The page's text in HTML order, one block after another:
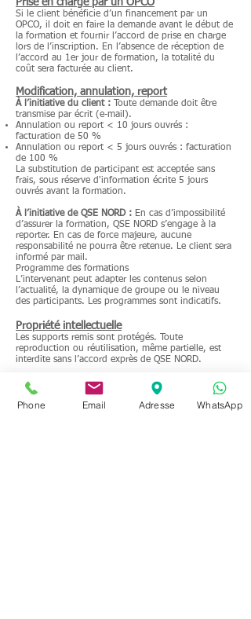
Prise en charge par un OPCO
Si le client bénéficie d’un financement par un
OPCO, il doit en faire la demande avant le début de
la formation et fournir l’accord de prise en charge
lors de l’inscription. En l’absence de réception de
l’accord au 1er jour de formation, la totalité du
coût sera facturée au client.
Modification, annulation, report
À l’initiative du client :
Toute demande doit être
transmise par écrit (e-mail).
Annulation ou report < 10 jours ouvrés :
facturation de 50 %
Annulation ou report < 5 jours ouvrés : facturation
de 100 %
La substitution de participant est acceptée sans
frais, sous réserve d'information écrite 5 jours
ouvrés avant la formation.
À l’initiative de QSE NORD : En cas d’impossibilité
d’assurer la formation, QSE NORD s’engage à la
reporter. En cas de force majeure, aucune
responsabilité ne pourra être retenue. Le client sera
informé par mail.
Programme des formations
L’intervenant peut adapter les contenus selon
l’actualité, la dynamique de groupe ou le niveau
des participants. Les programmes sont indicatifs.
Propriété intellectuelle
Les supports remis sont protégés. Toute
reproduction ou réutilisation, même partielle, est
interdite sans l’accord exprès de QSE NORD.
Données personnelles – RGPD
Les données personnelles communiquées sont
nécessaires à l’inscription et à la gestion
Phone Email Adresse WhatsApp